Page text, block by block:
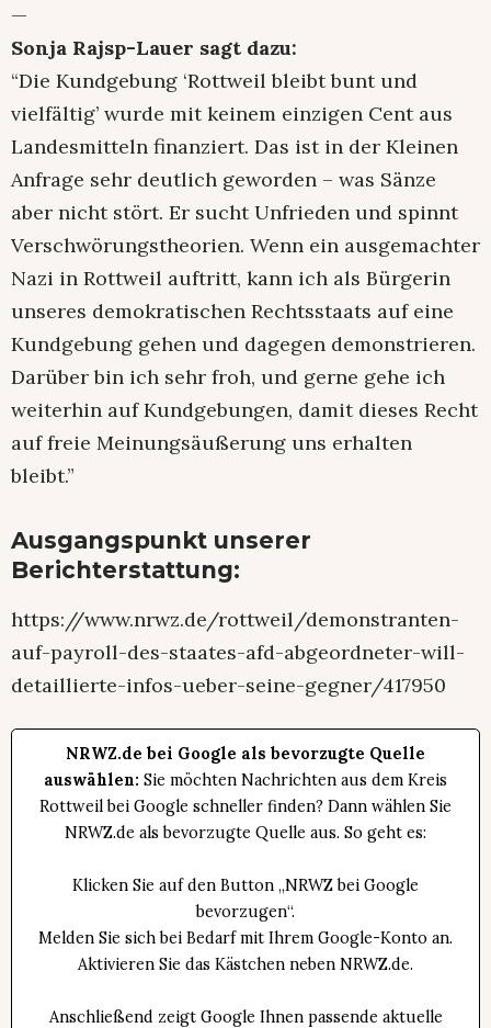
—
Sonja Rajsp-Lauer sagt dazu:
“Die Kundgebung ‘Rottweil bleibt bunt und
vielfältig’ wurde mit keinem einzigen Cent aus
Landesmitteln finanziert. Das ist in der Kleinen
Anfrage sehr deutlich geworden – was Sänze
aber nicht stört. Er sucht Unfrieden und spinnt
Verschwörungstheorien. Wenn ein ausgemachter
Nazi in Rottweil auftritt, kann ich als Bürgerin
unseres demokratischen Rechtsstaats auf eine
Kundgebung gehen und dagegen demonstrieren.
Darüber bin ich sehr froh, und gerne gehe ich
weiterhin auf Kundgebungen, damit dieses Recht
auf freie Meinungsäußerung uns erhalten
bleibt.”
Ausgangspunkt unserer
Berichterstattung:
https://www.nrwz.de/rottweil/demonstranten-
auf-payroll-des-staates-afd-abgeordneter-will-
detaillierte-infos-ueber-seine-gegner/417950
NRWZ.de bei Google als bevorzugte Quelle
auswählen: Sie möchten Nachrichten aus dem Kreis
Rottweil bei Google schneller finden? Dann wählen Sie
NRWZ.de als bevorzugte Quelle aus. So geht es:
Klicken Sie auf den Button „NRWZ bei Google
bevorzugen“.
Melden Sie sich bei Bedarf mit Ihrem Google-Konto an.
Aktivieren Sie das Kästchen neben NRWZ.de.
Anschließend zeigt Google Ihnen passende aktuelle